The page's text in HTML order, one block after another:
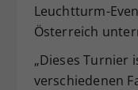
Leuchtturm-
Österreich
„Dieses Turnier
verschiedenen